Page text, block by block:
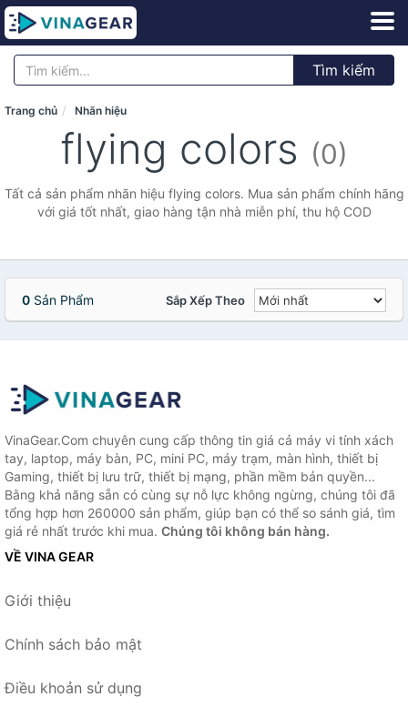
Tìm kiếm
Trang chủ Nhãn hiệu
flying colors (0)
Tất cả sản phẩm nhãn hiệu flying colors. Mua sản phẩm chính hãng
với giá tốt nhất, giao hàng tận nhà miễn phí, thu hộ COD
0 Sản Phẩm Sắp Xếp Theo
VinaGear.Com chuyên cung cấp thông tin giá cả máy vi tính xách
tay, laptop, máy bàn, PC, mini PC, máy trạm, màn hình, thiết bị
Gaming, thiết bị lưu trữ, thiết bị mạng, phần mềm bản quyền...
Bằng khả năng sẵn có cùng sự nỗ lực không ngừng, chúng tôi đã
tổng hợp hơn 260000 sản phẩm, giúp bạn có thể so sánh giá, tìm
giá rẻ nhất trước khi mua. Chúng tôi không bán hàng.
VỀ VINA GEAR
Giới thiệu
Chính sách bảo mật
Điều khoản sử dụng